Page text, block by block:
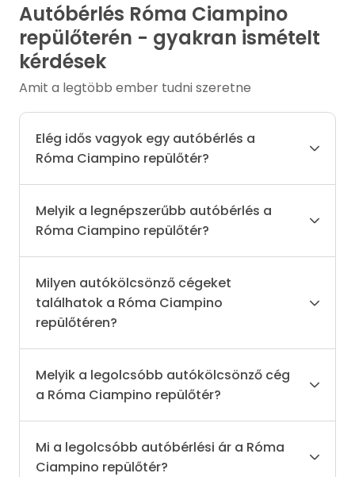
Autóbérlés Róma Ciampino
repülőterén - gyakran ismételt
kérdések
Amit a legtöbb ember tudni szeretne
Elég idős vagyok egy autóbérlés a
Róma Ciampino repülőtér?
Melyik a legnépszerűbb autóbérlés a
Róma Ciampino repülőtér?
Milyen autókölcsönző cégeket
találhatok a Róma Ciampino
repülőtéren?
Melyik a legolcsóbb autókölcsönző cég
a Róma Ciampino repülőtér?
Mi a legolcsóbb autóbérlési ár a Róma
Ciampino repülőtér?